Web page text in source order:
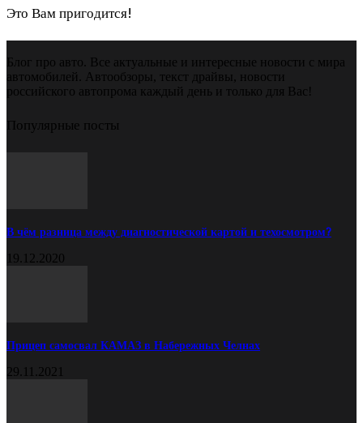
Это Вам пригодится!
Блог про авто. Все актуальные и интересные новости с мира
автомобилей. Автообзоры, текст драйвы, новости
российского автопрома каждый день и только для Вас!
Популярные посты
В чём разница между диагностической картой и техосмотром?
19.12.2020
Прицеп самосвал КАМАЗ в Набережных Челнах
29.11.2021